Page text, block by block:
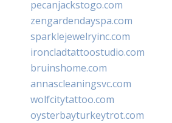
pecanjackstogo.com
zengardendayspa.com
sparklejewelryinc.com
ironcladtattoostudio.com
bruinshome.com
annascleaningsvc.com
wolfcitytattoo.com
oysterbayturkeytrot.com